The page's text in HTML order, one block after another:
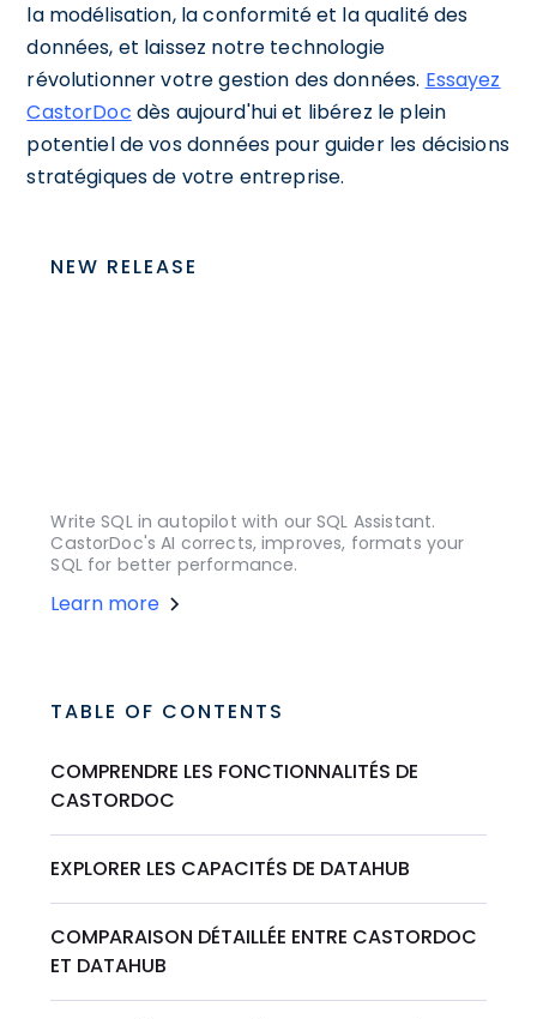
la modélisation, la conformité et la qualité des
données, et laissez notre technologie
révolutionner votre gestion des données. Essayez
CastorDoc dès aujourd'hui et libérez le plein
potentiel de vos données pour guider les décisions
stratégiques de votre entreprise.
NEW RELEASE
Write SQL in autopilot with our SQL Assistant.
CastorDoc's AI corrects, improves, formats your
SQL for better performance.
Learn more
TABLE OF CONTENTS
COMPRENDRE LES FONCTIONNALITÉS DE
CASTORDOC
EXPLORER LES CAPACITÉS DE DATAHUB
COMPARAISON DÉTAILLÉE ENTRE CASTORDOC
ET DATAHUB